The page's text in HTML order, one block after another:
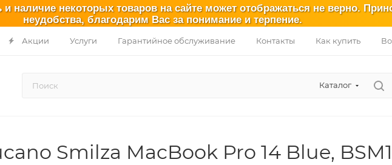
наличие некоторых товаров на сайте может отображаться не верно.
неудобства, благодарим Вас за понимание и терпение.
Акции Услуги Гарантийное обслуживание Контакты Как купить
Каталог
Smilza MacBook Pro 14 Blue,